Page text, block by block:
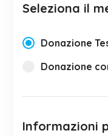
Seleziona il
Donazione
Donazione
Informazioni